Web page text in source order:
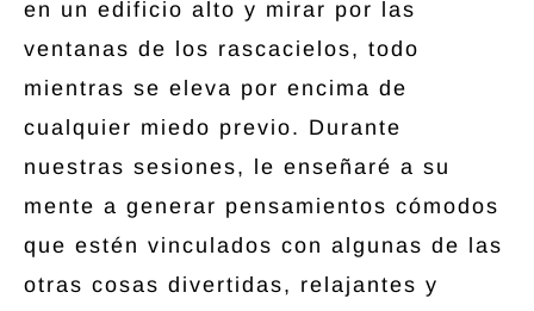
en un edificio alto y mirar por las
ventanas de los rascacielos, todo
mientras se eleva por encima de
cualquier miedo previo. Durante
nuestras sesiones, le enseñaré a su
mente a generar pensamientos cómodos
que estén vinculados con algunas de las
otras cosas divertidas, relajantes y